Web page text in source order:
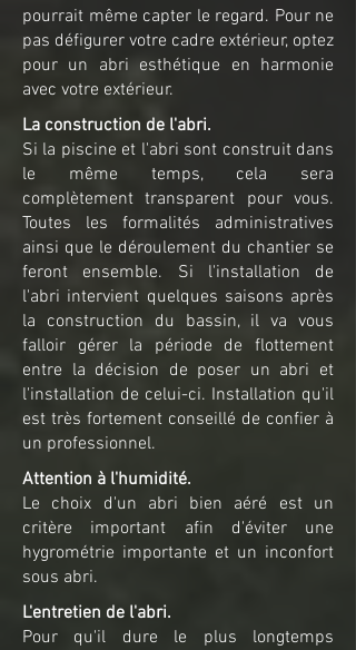
pourrait même capter le regard. Pour ne
pas défigurer votre cadre extérieur, optez
pour un abri esthétique en harmonie
avec votre extérieur.
La construction de l'abri.
Si la piscine et l'abri sont construit dans
le même temps, cela sera
complètement transparent pour vous.
Toutes les formalités administratives
ainsi que le déroulement du chantier se
feront ensemble. Si l'installation de
l'abri intervient quelques saisons après
la construction du bassin, il va vous
falloir gérer la période de flottement
entre la décision de poser un abri et
l'installation de celui-ci. Installation qu'il
est très fortement conseillé de confier à
un professionnel.
Attention à l'humidité.
Le choix d'un abri bien aéré est un
critère important afin d'éviter une
hygrométrie importante et un inconfort
sous abri.
L'entretien de l'abri.
Pour qu'il dure le plus longtemps